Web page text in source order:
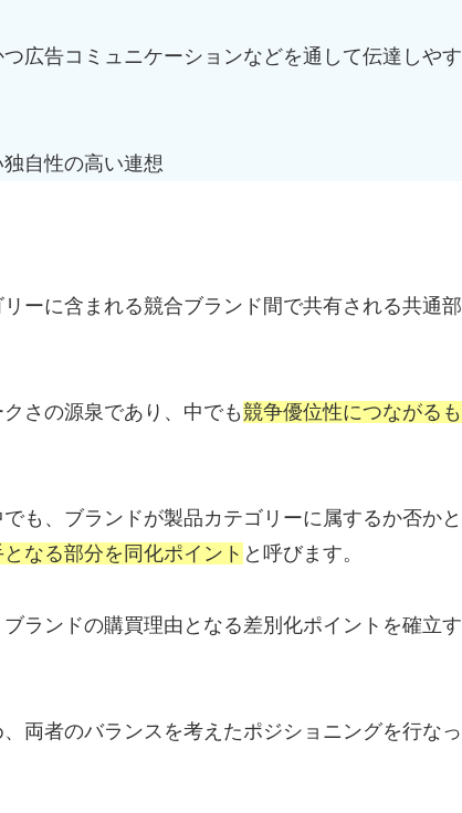
広告コミュニケーションなどを通して伝達しやす
自性の高い連想
ーに含まれる競合ブランド間で共有される共通部
さの源泉であり、中でも競争優位性につながるも
も、ブランドが製品カテゴリーに属するか否かと
なる部分を同化ポイント と呼びます。
ランドの購買理由となる差別化ポイントを確立す
両者のバランスを考えたポジショニングを行なっ